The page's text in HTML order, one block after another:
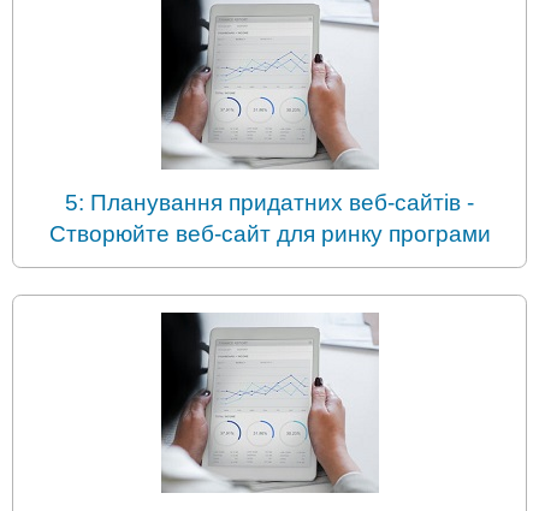
5: Планування придатних веб-сайтів -
Створюйте веб-сайт для ринку програми